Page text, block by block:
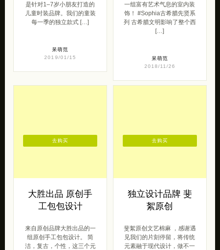
是针对1–7岁小朋友打造的
儿童时装品牌。我们的童装
每一季的独立款式 […]
呆萌范
2019/01/15
一组富有艺术气息的室内装
饰！ #Sophia古希腊先贤系
列 古希腊文明影响了整个西
[…]
呆萌范
2018/11/26
大胜出品 原创手
工包包设计
来自原创品牌大胜出品的一
组原创手工包包设计。 简
洁，复古，个性，这三个元
去购买
独立设计品牌 斐
絮原创
斐絮原创文艺棉麻 ，感谢遇
见我们的片刻停留，将传统
元素融于现代设计，做不一
去购买